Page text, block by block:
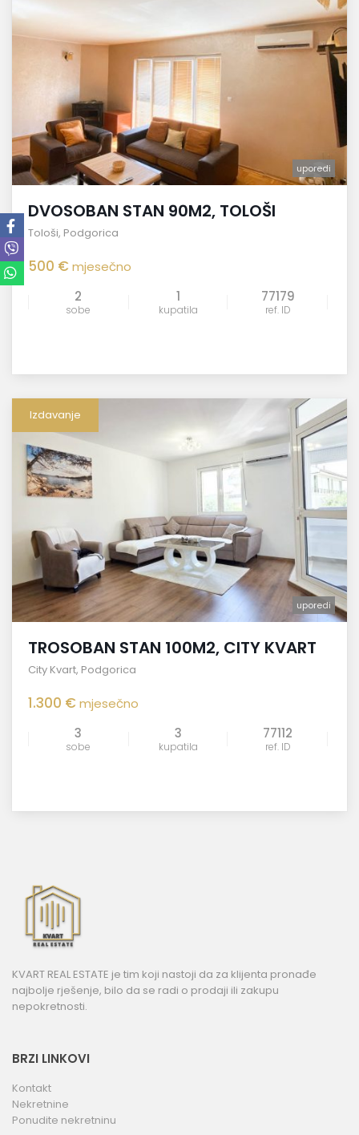
uporedi
DVOSOBAN STAN 90M2, TOLOŠI
Tološi, Podgorica
500 €mjesečno
2
sobe
1
kupatila
77179
ref. ID
Izdavanje
uporedi
TROSOBAN STAN 100M2, CITY KVART
City Kvart, Podgorica
1.300 €mjesečno
3
sobe
3
kupatila
77112
ref. ID
KVART REAL ESTATE je tim koji nastoji da za klijenta pronađe
najbolje rješenje, bilo da se radi o prodaji ili zakupu
nepokretnosti.
BRZI LINKOVI
Kontakt
Nekretnine
Ponudite nekretninu